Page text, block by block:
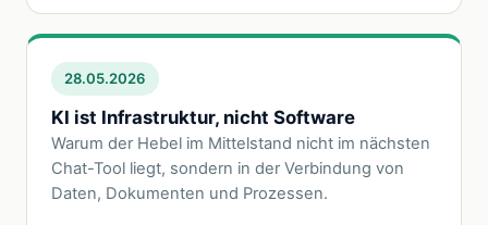
28.05.2026
KI ist Infrastruktur, nicht Software
Warum der Hebel im Mittelstand nicht im nächsten
Chat-Tool liegt, sondern in der Verbindung von
Daten, Dokumenten und Prozessen.